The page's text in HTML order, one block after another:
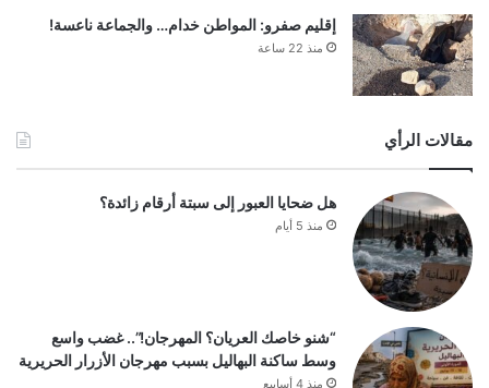
إقليم صفرو: المواطن خدام… والجماعة ناعسة!
منذ 22 ساعة
مقالات الرأي
هل ضحايا العبور إلى سبتة أرقام زائدة؟
منذ 5 أيام
“شنو خاصك العريان؟ المهرجان!”.. غضب واسع
وسط ساكنة البهاليل بسبب مهرجان الأزرار الحريرية
منذ 4 أسابيع